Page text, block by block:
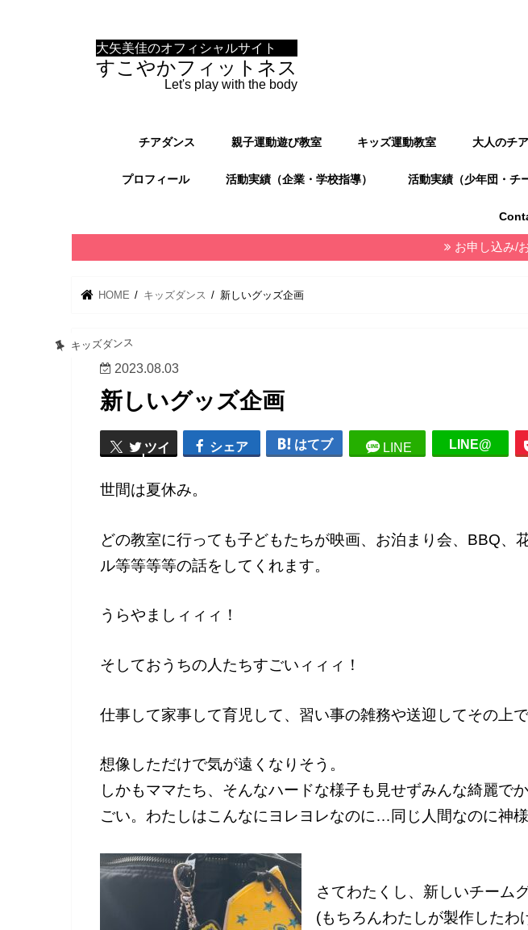
大矢美佳のオフィシャルサイト
すこやかフィットネス
Let's play with the body
チアダンス 親子運動遊び教室 キッズ運動教室 大人のチ
プロフィール 活動実績（企業・学校指導） 活動実績（少年団・チ
お申し込み/
HOME キッズダンス 新しいグッズ企画
キッズダンス
2023.08.03
新しいグッズ企画
ツイ
ート
シェア はてブ LINE LINE@
世間は夏休み。
どの教室に行っても子どもたちが映画、お泊まり会、BBQ、
ル等等等等の話をしてくれます。
うらやましィィィ！
そしておうちの人たちすごいィィィ！
仕事して家事して育児して、習い事の雑務や送迎してその上
想像しただけで気が遠くなりそう。
しかもママたち、そんなハードな様子も見せずみんな綺麗で
ごい。わたしはこんなにヨレヨレなのに…同じ人間なのに神様
さてわたくし、新しいチーム
(もちろんわたしが製作したわ